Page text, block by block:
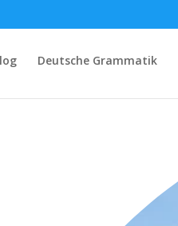
Deutsche Grammatik